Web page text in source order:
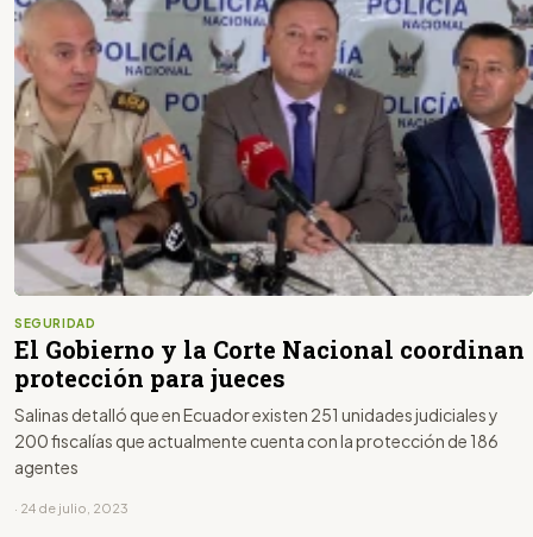
SEGURIDAD
El Gobierno y la Corte Nacional coordinan
protección para jueces
Salinas detalló que en Ecuador existen 251 unidades judiciales y
200 fiscalías que actualmente cuenta con la protección de 186
agentes
· 24 de julio, 2023